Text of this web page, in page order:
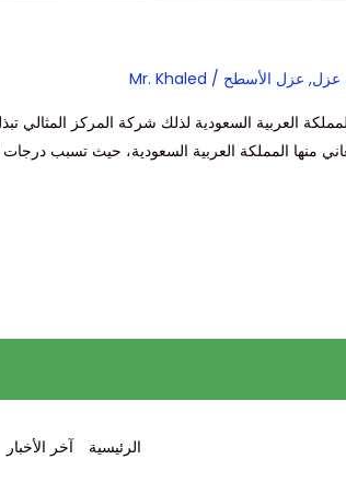
عزل, عزل الأسطح /
Mr. Khaled
العربية السعودية لذلك شركة المركز المثالي
المملكة العربية السعودية، حيث تسبب درجات
الرئيسية آخر الأخبار